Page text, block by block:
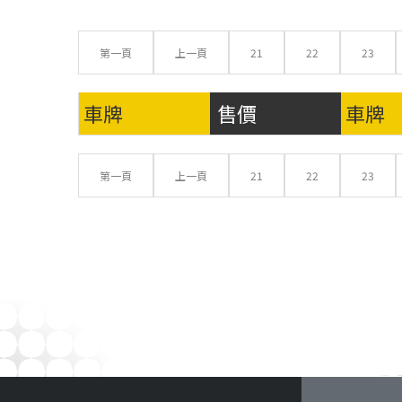
第一頁 上一頁 21 22 23
車牌 售價 車牌
第一頁 上一頁 21 22 23